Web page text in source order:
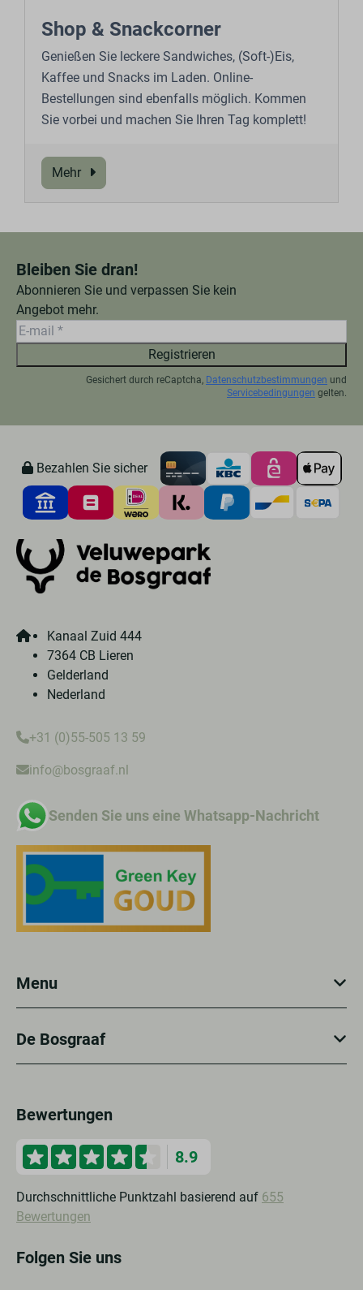
Shop & Snackcorner
Genießen Sie leckere Sandwiches, (Soft-)Eis,
Kaffee und Snacks im Laden. Online-
Bestellungen sind ebenfalls möglich. Kommen
Sie vorbei und machen Sie Ihren Tag komplett!
Mehr
Bleiben Sie dran!
Abonnieren Sie und verpassen Sie kein
Angebot mehr.
Registrieren
Gesichert durch reCaptcha, Datenschutzbestimmungen und
Servicebedingungen gelten.
Bezahlen Sie sicher
Kanaal Zuid 444
7364 CB Lieren
Gelderland
Nederland
+31 (0)55-505 13 59
info@bosgraaf.nl
Senden Sie uns eine Whatsapp-Nachricht
Menu
De Bosgraaf
Bewertungen
8.9
Durchschnittliche Punktzahl basierend auf 655
Bewertungen
Folgen Sie uns